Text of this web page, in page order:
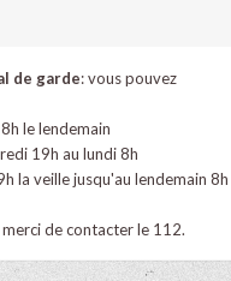
de garde: vous pouvez
le lendemain
19h au lundi 8h
la veille jusqu'au lendemain 8h
de contacter le 112.